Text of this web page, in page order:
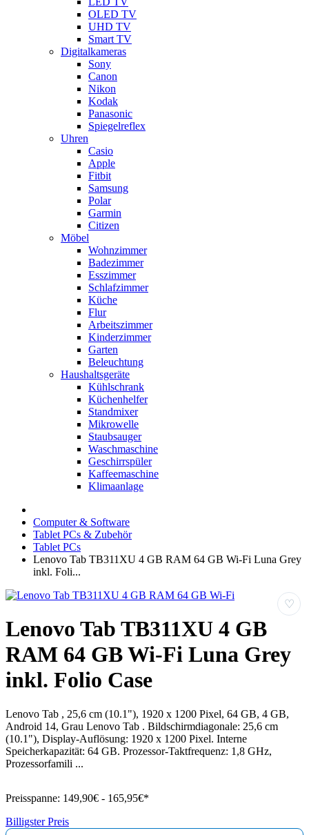
OLED TV
UHD TV
Smart TV
Digitalkameras
Sony
Canon
Nikon
Kodak
Panasonic
Spiegelreflex
Uhren
Casio
Apple
Fitbit
Samsung
Polar
Garmin
Citizen
Möbel
Wohnzimmer
Badezimmer
Esszimmer
Schlafzimmer
Küche
Flur
Arbeitszimmer
Kinderzimmer
Garten
Beleuchtung
Haushaltsgeräte
Kühlschrank
Küchenhelfer
Standmixer
Mikrowelle
Staubsauger
Waschmaschine
Geschirrspüler
Kaffeemaschine
Klimaanlage
Computer & Software
Tablet PCs & Zubehör
Tablet PCs
Lenovo Tab TB311XU 4 GB RAM 64 GB Wi-Fi Luna Grey
inkl. Foli...
♡
Lenovo Tab TB311XU 4 GB
RAM 64 GB Wi-Fi Luna Grey
inkl. Folio Case
Lenovo Tab , 25,6 cm (10.1"), 1920 x 1200 Pixel, 64 GB, 4 GB,
Android 14, Grau Lenovo Tab . Bildschirmdiagonale: 25,6 cm
(10.1"), Display-Auflösung: 1920 x 1200 Pixel. Interne
Speicherkapazität: 64 GB. Prozessor-Taktfrequenz: 1,8 GHz,
Prozessorfamili ...
Preisspanne: 149,90€ - 165,95€*
Billigster Preis